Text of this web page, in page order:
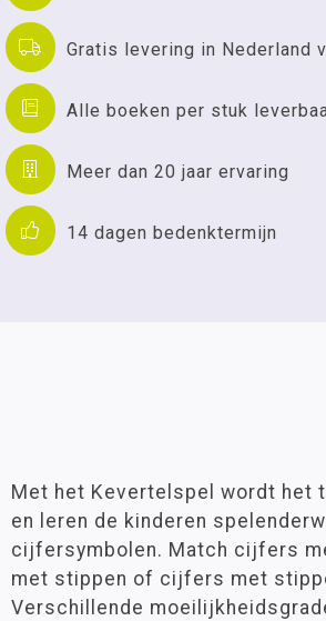
Gratis levering in Nederland
Alle boeken per stuk
Meer dan 20 jaar ervaring
14 dagen bedenktermijn
Met het Kevertelspel wordt het
en leren de kinderen
cijfersymbolen. Match cijfers
met stippen of cijfers met
Verschillende